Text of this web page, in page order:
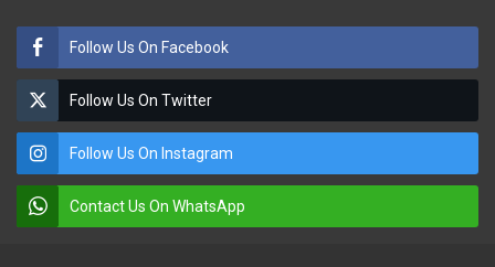
Follow Us On Facebook
Follow Us On Twitter
Follow Us On Instagram
Contact Us On WhatsApp